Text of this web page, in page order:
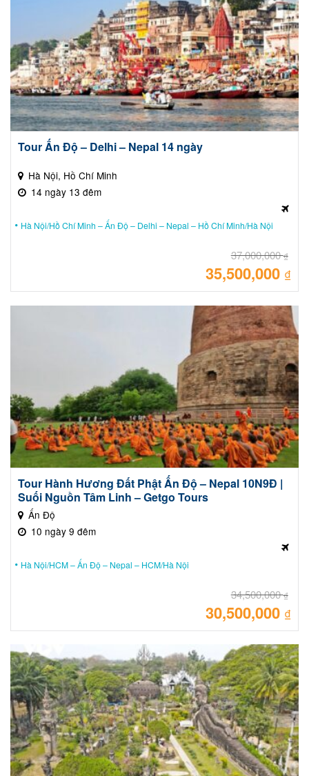
Tour Ấn Độ – Delhi – Nepal 14 ngày
Hà Nội, Hồ Chí Minh
14 ngày 13 đêm
Hà Nội/Hồ Chí Minh – Ấn Độ – Delhi – Nepal – Hồ Chí Minh/Hà Nội
37,000,000₫
gốc
35,500,000 ₫
Giá
tại
là:
Tour Hành Hương Đất Phật Ấn Độ – Nepal 10N9Đ |
Suối Nguồn Tâm Linh – Getgo Tours
Ấn Độ
10 ngày 9 đêm
Hà Nội/HCM – Ấn Độ – Nepal – HCM/Hà Nội
34,500,000₫
gốc
30,500,000 ₫
Giá
tại
là: